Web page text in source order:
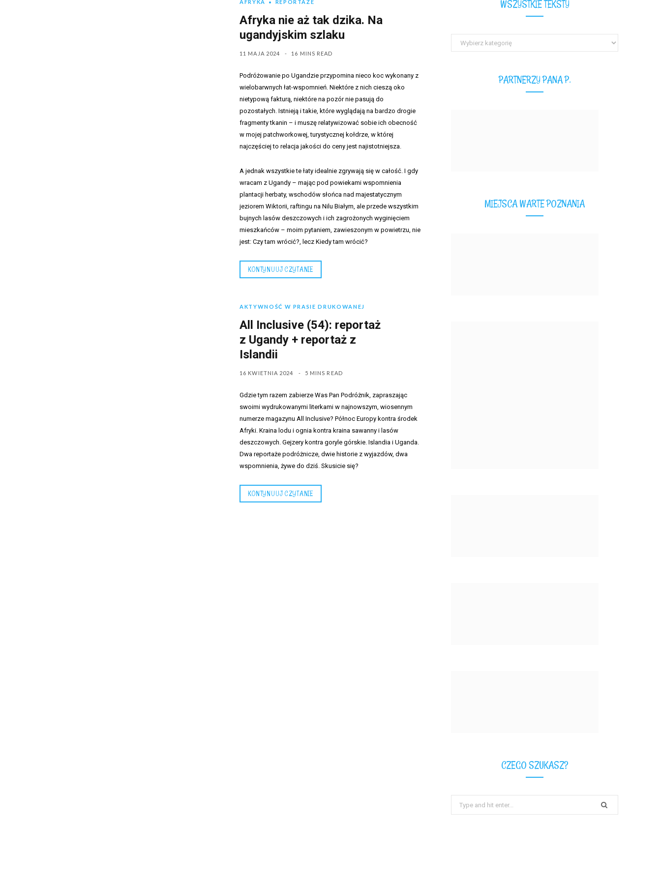
AFRYKA REPORTAŻE
Afryka nie aż tak dzika. Na
ugandyjskim szlaku
11 MAJA 2024 16 MINS READ
Podróżowanie po Ugandzie przypomina nieco koc wykonany z
wielobarwnych łat-wspomnień. Niektóre z nich cieszą oko
nietypową fakturą, niektóre na pozór nie pasują do
pozostałych. Istnieją i takie, które wyglądają na bardzo drogie
fragmenty tkanin – i muszę relatywizować sobie ich obecność
w mojej patchworkowej, turystycznej kołdrze, w której
najczęściej to relacja jakości do ceny jest najistotniejsza.
A jednak wszystkie te łaty idealnie zgrywają się w całość. I gdy
wracam z Ugandy – mając pod powiekami wspomnienia
plantacji herbaty, wschodów słońca nad majestatycznym
jeziorem Wiktorii, raftingu na Nilu Białym, ale przede wszystkim
bujnych lasów deszczowych i ich zagrożonych wyginięciem
mieszkańców – moim pytaniem, zawieszonym w powietrzu, nie
jest: Czy tam wrócić?, lecz Kiedy tam wrócić?
KONTYNUUJ CZYTANIE
AKTYWNOŚĆ W PRASIE DRUKOWANEJ
All Inclusive (54): reportaż
z Ugandy + reportaż z
Islandii
16 KWIETNIA 2024 5 MINS READ
Gdzie tym razem zabierze Was Pan Podróżnik, zapraszając
swoimi wydrukowanymi literkami w najnowszym, wiosennym
numerze magazynu All Inclusive? Północ Europy kontra środek
Afryki. Kraina lodu i ognia kontra kraina sawanny i lasów
deszczowych. Gejzery kontra goryle górskie. Islandia i Uganda.
Dwa reportaże podróżnicze, dwie historie z wyjazdów, dwa
wspomnienia, żywe do dziś. Skusicie się?
KONTYNUUJ CZYTANIE
WSZYSTKIE TEKSTY
Wszystkie
teksty
PARTNERZY PANA P.
MIEJSCA WARTE POZNANIA
CZEGO SZUKASZ?
for: